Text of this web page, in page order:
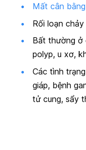
Mất cân bằng
Rối loạn chảy
Bất thường ở
polyp, u xơ,
Các tình
giáp, bệnh
tử cung, sẩy